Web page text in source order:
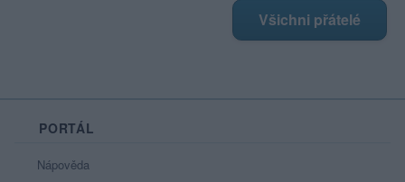
Všichni přátelé
PORTÁL
Nápověda